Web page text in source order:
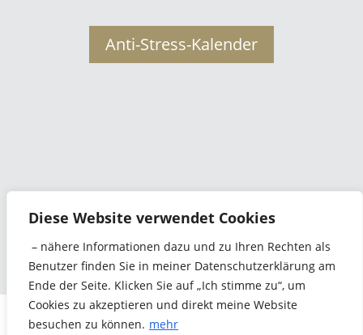
Diese Website verwendet Cookies
– nähere Informationen dazu und zu Ihren Rechten als
Benutzer finden Sie in meiner Datenschutzerklärung am
Ende der Seite. Klicken Sie auf „Ich stimme zu“, um
Cookies zu akzeptieren und direkt meine Website
besuchen zu können. mehr
Anti-Stress-Kalender
Jetzt Kontakt aufnehmen
Datenschutzerklärung